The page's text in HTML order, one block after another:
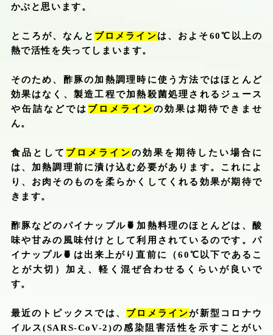
かぶと思います。
ところが、なんと ブロメラインは、およそ60℃以上の
熱で活性を失ってしまいます。
そのため、酢豚の加熱調理時に使う方法ではほとんど
効果はなく、製造工程で加熱殺菌処理されるジュース
や缶詰などでは ブロメラインの効果は期待できませ
ん。
食品として ブロメラインの効果を期待したい場合に
は、加熱調理前に漬け込む必要があります。これによ
り、お肉そのものを柔らかくしてくれる効果が期待で
きます。
酢豚などのパイナップル🍍 加熱料理のほとんどは、酸
味や甘みの風味付けとして利用されているのです。パ
イナップル🍍 は出来上がり直前に（60℃以下であるこ
とが大切）加え、軽く混ぜ合わせるくらいが良いで
す。
最近のトピックスでは、 ブロメラインが新型コロナウ
イルス(SARS-CoV-2)の感染阻害活性を示すことがい